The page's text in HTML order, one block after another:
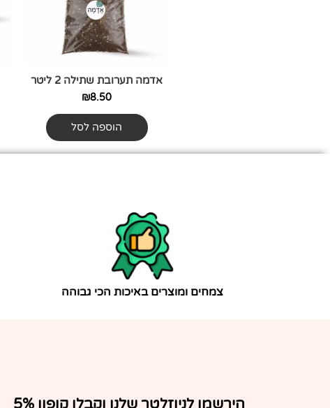
אדמה תערובת שתילה 2 ליטר
₪8.50
הוספה לסל
צמחים ומוצרים באיכות הכי גבוהה
הירשמו לניוזלטר שלנו וקבלו קופון 5%